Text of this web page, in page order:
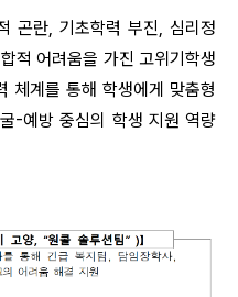
곤란, 기초학력 부진, 심리정
적 어려움을 가진 고위기학생
체계를 통해 학생에게 맞춤형
-예방 중심의 학생 지원 역량